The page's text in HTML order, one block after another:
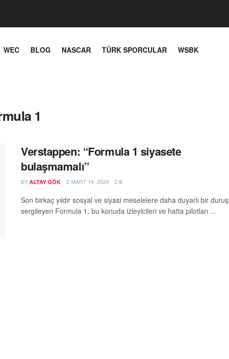
WEC BLOG NASCAR TÜRK SPORCULAR WSBK
1
Verstappen: “Formula 1 siyasete
bulaşmamalı”
BY ALTAY GÖK MART 14, 2024 0
Son birkaç yıldır sosyal ve siyasi meselelere daha duyarlı bir duruş
sergileyen Formula 1, bu konuda izleyicileri ve hatta pilotları ...